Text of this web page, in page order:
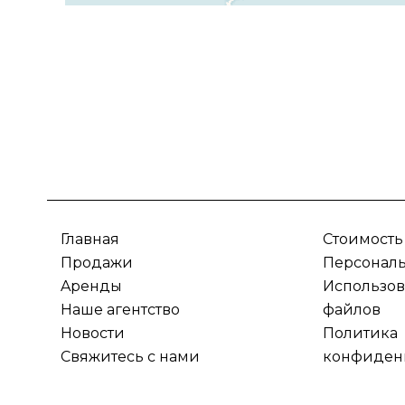
Главная
Продажи
Aренды
Наше агентство
Новости
Свяжитесь с нами
Стоимость
файлов
Политика